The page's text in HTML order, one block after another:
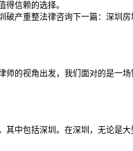
得信赖的选择。‍
破产重整法律咨询 下一篇： 深圳房
师的视角出发，我们面对的是一场
其中包括深圳。在深圳，无论是大